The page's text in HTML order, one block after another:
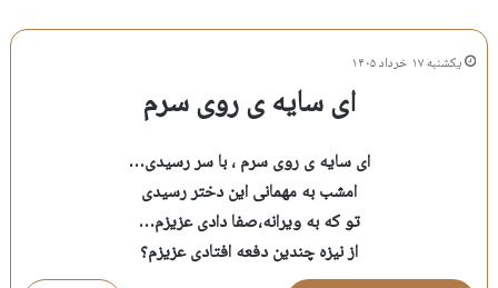
یکشنبه ۱۷ خرداد ۱۴۰۵
ای سایه ی روی سرم
ای سایه ی روی سرم ، با سر رسیدی…
امشب به مهمانی این دختر رسیدی
تو که به ویرانه،صفا دادی عزیزم…
از نیزه چندین دفعه افتادی عزیزم؟